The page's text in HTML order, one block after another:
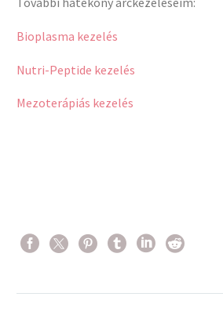
Bioplasma kezelés
Nutri-Peptide kezelés
Mezoterápiás kezelés